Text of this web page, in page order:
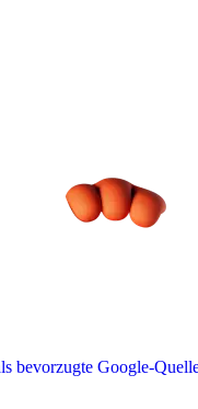
bevorzugte Google-